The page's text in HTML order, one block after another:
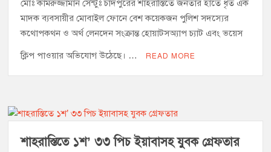
‘জনগণের ভোটে নির্বাচিত হয়ে ফরিদগঞ্জের উন্নয়নে কাজ করছি’ :
আলহাজ্ব এমএ হান্নান এমপি
নিষিদ্ধ জাল মেরামত ও মাছ শিকার
‘জনগণের হাতে রাষ্ট্রের মালিকানা ফিরিয়ে দিতে বিএনপি সরকার
অঙ্গীকারাবদ্ধ’
মোঃ কামরুজ্জামান সেন্টুঃ চাঁদপুরের শাহরাস্তিতে জনতার হাতে ধৃত এক
মাদক ব্যবসায়ীর মোবাইল ফোনে বেশ কয়েকজন পুলিশ সদস্যের
কথোপকথন ও অর্থ লেনদেন সংক্রান্ত হোয়াটসঅ্যাপ চ্যাট এবং ভয়েস
ক্লিপ পাওয়ার অভিযোগ উঠেছে। … READ MORE
শাহরাস্তিতে ১শ’ ৩৩ পিচ ইয়াবাসহ যুবক গ্রেফতার